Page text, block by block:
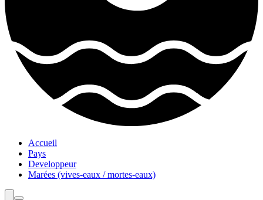
Accueil
Pays
Developpeur
Marées (vives-eaux / mortes-eaux)